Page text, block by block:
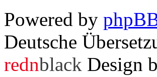
Powered by
Deutsche
rednblack Design